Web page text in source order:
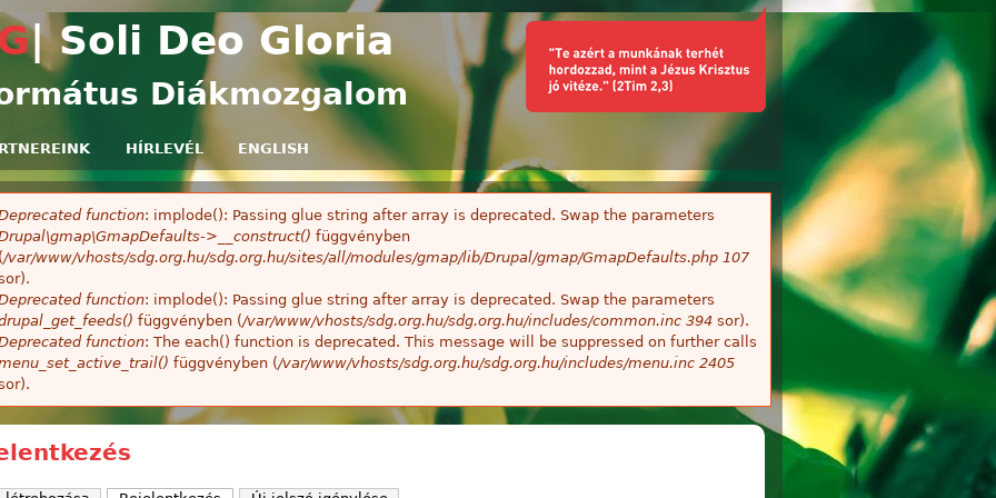
Ugrás a tartalomra
| Soli Deo Gloria
Diákmozgalom
HÍRLEVÉL ENGLISH
function: implode(): Passing glue string after array is deprecated. Swap the parameters
>__construct() függvényben
(/var/www/vhosts/sdg.org.hu/sdg.org.hu/sites/all/modules/gmap/lib/Drupal/gmap/GmapDefaults.php 107
function: implode(): Passing glue string after array is deprecated. Swap the parameters
függvényben (/var/www/vhosts/sdg.org.hu/sdg.org.hu/includes/common.inc 394 sor).
function: The each() function is deprecated. This message will be suppressed on further calls
függvényben (/var/www/vhosts/sdg.org.hu/sdg.org.hu/includes/menu.inc 2405